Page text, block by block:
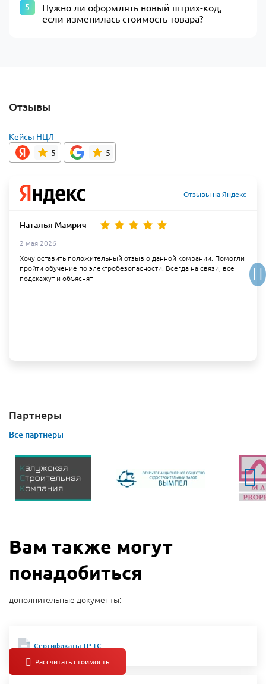
Нужно ли оформлять новый штрих-код,
если изменилась стоимость товара?
Отзывы
Кейсы НЦЛ
5
5
Отзывы на Яндекс
Наталья Мамрич
2 мая 2026
Хочу оставить положительный отзыв о данной комрании. Помогли
пройти обучение по электробезопасности. Всегда на связи, все
подскажут и объяснят
Партнеры
Все партнеры
Вам также могут
понадобиться
дополнительные документы:
Сертификаты ТР ТС